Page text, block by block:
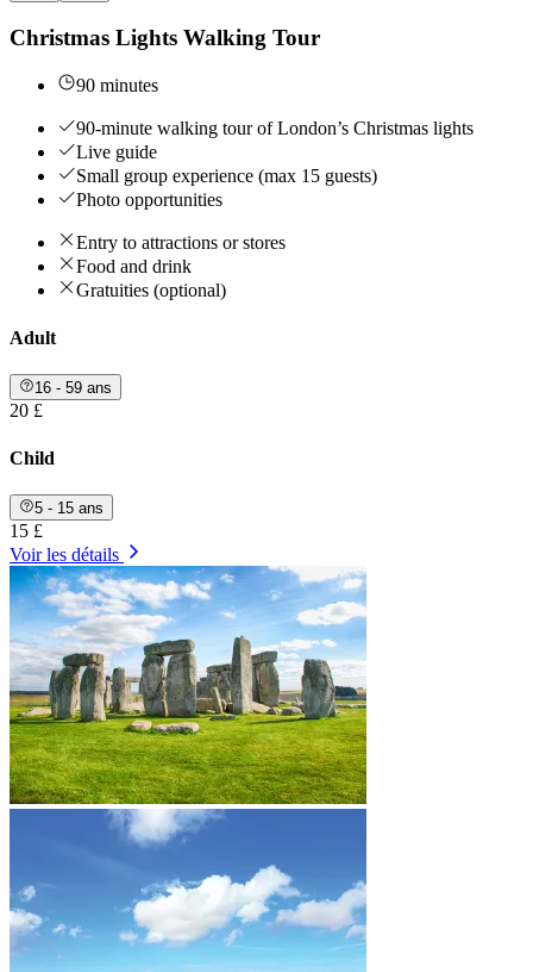
Christmas Lights Walking Tour
90 minutes
90-minute walking tour of London’s Christmas lights
Live guide
Small group experience (max 15 guests)
Photo opportunities
Entry to attractions or stores
Food and drink
Gratuities (optional)
Adult
16 - 59 ans
20 £
Child
5 - 15 ans
15 £
Voir les détails